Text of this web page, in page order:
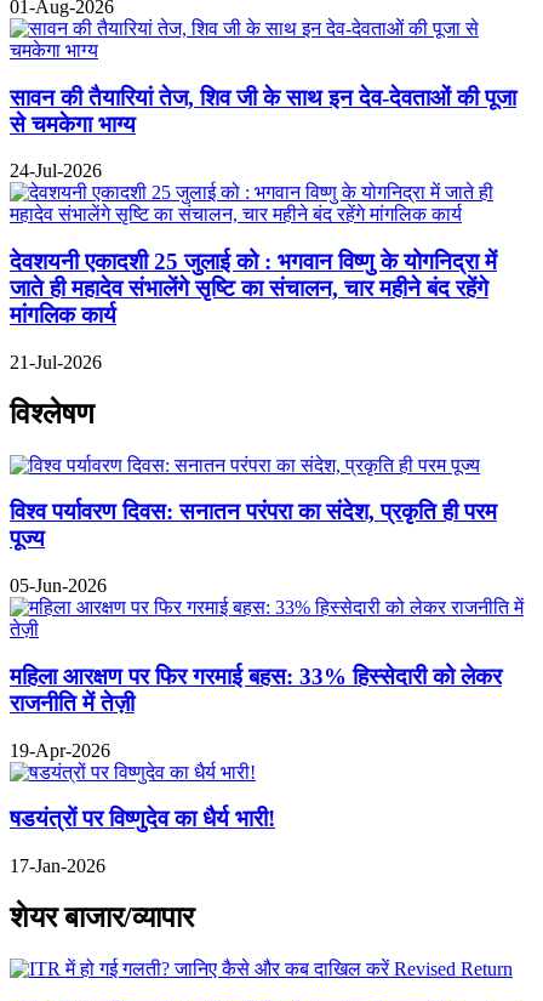
01-Aug-2026
सावन की तैयारियां तेज, शिव जी के साथ इन देव-देवताओं की पूजा
से चमकेगा भाग्य
24-Jul-2026
देवशयनी एकादशी 25 जुलाई को : भगवान विष्णु के योगनिद्रा में
जाते ही महादेव संभालेंगे सृष्टि का संचालन, चार महीने बंद रहेंगे
मांगलिक कार्य
21-Jul-2026
विश्लेषण
विश्व पर्यावरण दिवस: सनातन परंपरा का संदेश, प्रकृति ही परम
पूज्य
05-Jun-2026
महिला आरक्षण पर फिर गरमाई बहस: 33% हिस्सेदारी को लेकर
राजनीति में तेज़ी
19-Apr-2026
षडयंत्रों पर विष्णुदेव का धैर्य भारी!
17-Jan-2026
शेयर बाजार/व्यापार